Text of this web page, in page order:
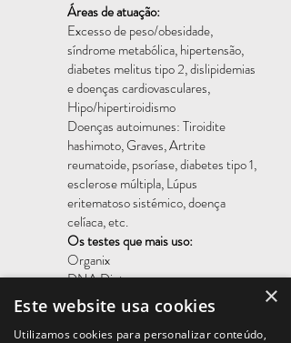
Áreas de atuação:
Excesso de peso/obesidade,
síndrome metabólica, hipertensão,
diabetes melitus tipo 2, dislipidemias
e doenças cardiovasculares,
Hipo/hipertiroidismo
Doenças autoimunes: Tiroidite
hashimoto, Graves, Artrite
reumatoide, psoríase, diabetes tipo 1,
esclerose múltipla, Lúpus
eritematoso sistémico, doença
celíaca, etc.
Os testes que mais uso:
Organix
DNA Diet
DNA Health
GI MAP
×
Este website usa cookies
Utilizamos cookies para personalizar conteúdo,